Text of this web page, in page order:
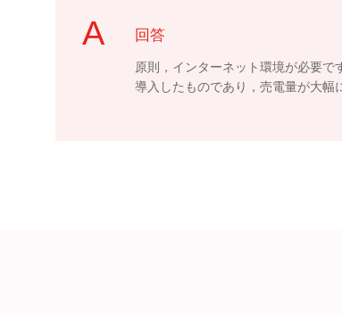
回答
原則，インターネット環境が必要
導入したものであり，売電量が大幅